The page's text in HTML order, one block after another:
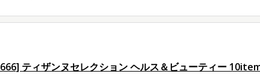
ティザンヌセレクション ヘルス＆ビューティー